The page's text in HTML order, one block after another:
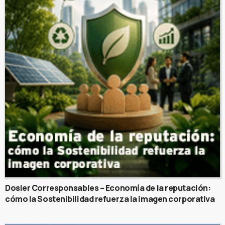
Dosier Corresponsables – Economía de la reputación:
cómo la Sostenibilidad refuerza la imagen corporativa